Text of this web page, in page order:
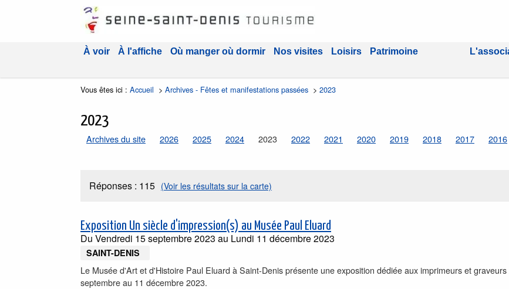
À voir À l'affiche Où manger où dormir Nos visites Loisirs Patrimoine
Vous êtes ici : Accueil > Archives - Fêtes et manifestations passées > 2023
2023
Archives du site 2026 2025 2024 2023 2022 2021 2020 2019 2018 2017 2016
Réponses : 115 (Voir les résultats sur la carte)
Exposition Un siècle d'impression(s) au Musée Paul Eluard
Du Vendredi 15 septembre 2023 au Lundi 11 décembre 2023
SAINT-DENIS
Le Musée d'Art et d'Histoire Paul Eluard à Saint-Denis présente une exposition dédiée aux imprimeurs et
septembre au 11 décembre 2023.